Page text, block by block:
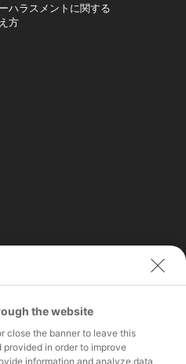
ハラスメントに関する
方
the website
close the banner to leave this
in order to improve
information and analyze data